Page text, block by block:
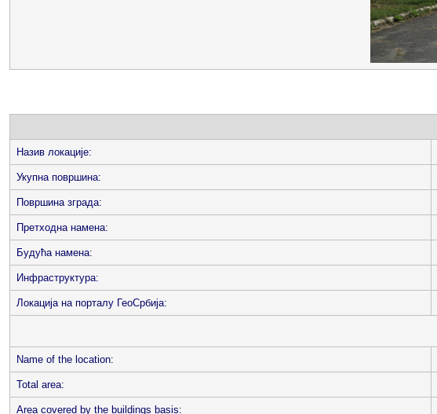
Назив локације:
Укупна површина:
Површина зграда:
Претходна намена:
Будућа намена:
Инфраструктура:
Локација на порталу ГеоСрбија:
Name of the location:
Total area:
Area covered by the buildings basis: